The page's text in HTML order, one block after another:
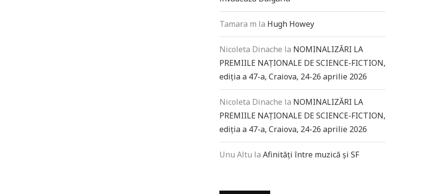
Tamara m la Hugh Howey
Nicoleta Dinache la NOMINALIZĂRI LA
PREMIILE NAȚIONALE DE SCIENCE-FICTION,
ediția a 47-a, Craiova, 24-26 aprilie 2026
Nicoleta Dinache la NOMINALIZĂRI LA
PREMIILE NAȚIONALE DE SCIENCE-FICTION,
ediția a 47-a, Craiova, 24-26 aprilie 2026
Unu Altu la Afinități între muzică și SF